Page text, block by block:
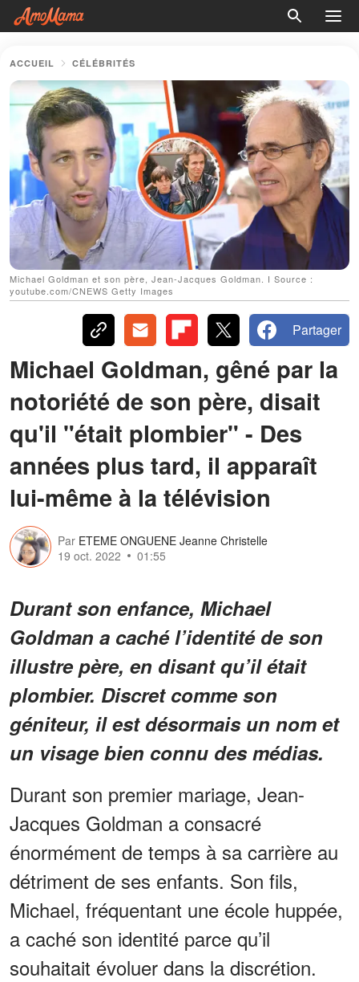
ACCUEIL CÉLÉBRITÉS
Michael Goldman et son père, Jean-Jacques Goldman. І Source :
youtube.com/CNEWS Getty Images
Partager
Michael Goldman, gêné par la
notoriété de son père, disait
qu'il "était plombier" - Des
années plus tard, il apparaît
lui-même à la télévision
Par ETEME ONGUENE Jeanne Christelle
19 oct. 2022
01:55
Durant son enfance, Michael
Goldman a caché l’identité de son
illustre père, en disant qu’il était
plombier. Discret comme son
géniteur, il est désormais un nom et
un visage bien connu des médias.
Durant son premier mariage, Jean-
Jacques Goldman a consacré
énormément de temps à sa carrière au
détriment de ses enfants. Son fils,
Michael, fréquentant une école huppée,
a caché son identité parce qu’il
souhaitait évoluer dans la discrétion.